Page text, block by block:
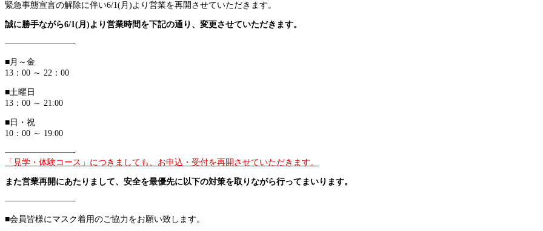
緊急事態宣言の解除に伴い6/1(月)より営業を再開させていただきます。
誠に勝手ながら6/1(月)より営業時間を下記の通り、変更させていただきます。
————————-
■月～金
13：00 ～ 22：00
■土曜日
13：00 ～ 21:00
■日・祝
10：00 ～ 19:00
————————-
「見学・体験コース」につきましても、お申込・受付を再開させていただきます。
また営業再開にあたりまして、安全を最優先に以下の対策を取りながら行ってまいります。
————————-
■会員皆様にマスク着用のご協力をお願い致します。